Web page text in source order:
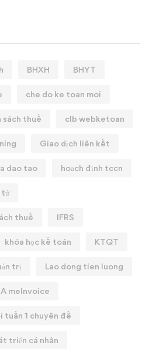
BHXH BHYT
che do ke toan moi
sách thuế clb webketoan
Giao dịch liên kết
dao tao hoạch định tccn
tử
thuế IFRS
khóa học kế toán KTQT
trị Lao dong tien luong
meInvoice
tuần 1 chuyên đề
triển cá nhân